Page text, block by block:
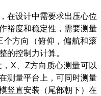
在设计中需要求出压心位
裕度和稳定性，需要测量
个方向（俯仰，偏航和滚
的控制力计算。
X、Z方向质心测量可以
测量平台上，可同时测量
竖直安装（尾部朝下）在